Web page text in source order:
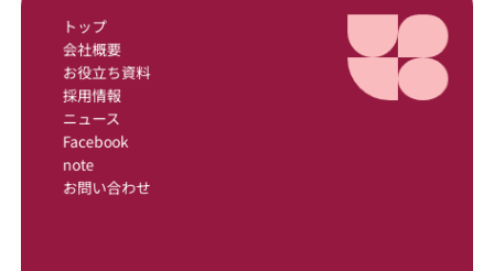
トップ
会社概要
お役立ち資料
採用情報
ニュース
Facebook
note
お問い合わせ